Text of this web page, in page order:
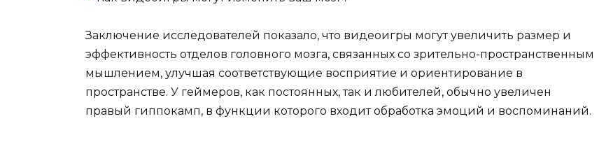
Заключение исследователей показало, что видеоигры могут увеличить размер и
эффективность отделов головного мозга, связанных со зрительно-пространственным
мышлением, улучшая соответствующие восприятие и ориентирование в
пространстве. У геймеров, как постоянных, так и любителей, обычно увеличен
правый гиппокамп, в функции которого входит обработка эмоций и воспоминаний.